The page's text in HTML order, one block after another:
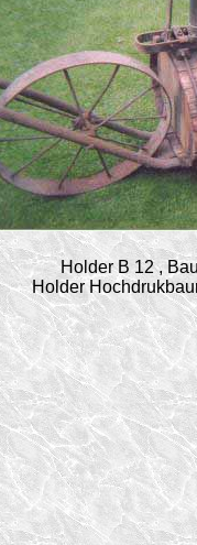
Holder B 12 ,
Holder